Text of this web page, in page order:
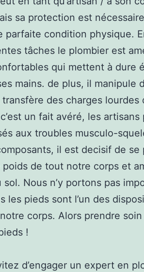
sa protection est
parfaite condition physique.
tâches le plombier est
qui mettent à dure
mains. de plus, il manipule
des charges lourdes
un fait avéré, les
aux troubles musculo-
il est decisif de se
de tout notre corps et
Nous n’y portons pas
les pieds sont l’un des
corps. Alors prendre
!
d’engager un expert en